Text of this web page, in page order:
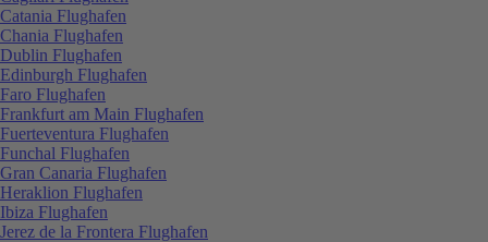
Catania Flughafen
Chania Flughafen
Dublin Flughafen
Edinburgh Flughafen
Faro Flughafen
Frankfurt am Main Flughafen
Fuerteventura Flughafen
Funchal Flughafen
Gran Canaria Flughafen
Heraklion Flughafen
Ibiza Flughafen
Jerez de la Frontera Flughafen